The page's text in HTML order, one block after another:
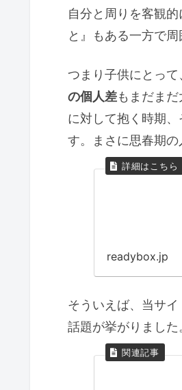
自分と周りを客観
と』もある一方で
つまり子供にとって
の個人差もまだま
に対して抱く時期
す。まさに思春期
readybox.jp
そういえば、当サ
話題が挙がりました